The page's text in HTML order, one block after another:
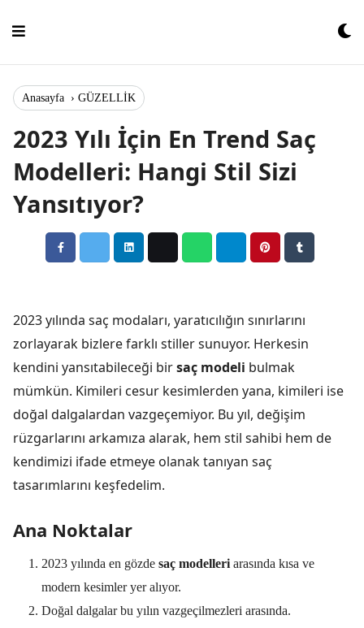
Anasayfa › GÜZELLİK
2023 Yılı İçin En Trend Saç
Modelleri: Hangi Stil Sizi
Yansıtıyor?
2023 yılında saç modaları, yaratıcılığın sınırlarını
zorlayarak bizlere farklı stiller sunuyor. Herkesin
kendini yansıtabileceği birsaç modeli bulmak
mümkün. Kimileri cesur kesimlerden yana, kimileri ise
doğal dalgalardan vazgeçemiyor. Bu yıl, değişim
rüzgarlarını arkamıza alarak, hem stil sahibi hem de
kendimizi ifade etmeye olanak tanıyan saç
tasarımlarını keşfedelim.
Ana Noktalar
2023 yılında en gözde saç modelleri arasında kısa ve
modern kesimler yer alıyor.
Doğal dalgalar bu yılın vazgeçilmezleri arasında.